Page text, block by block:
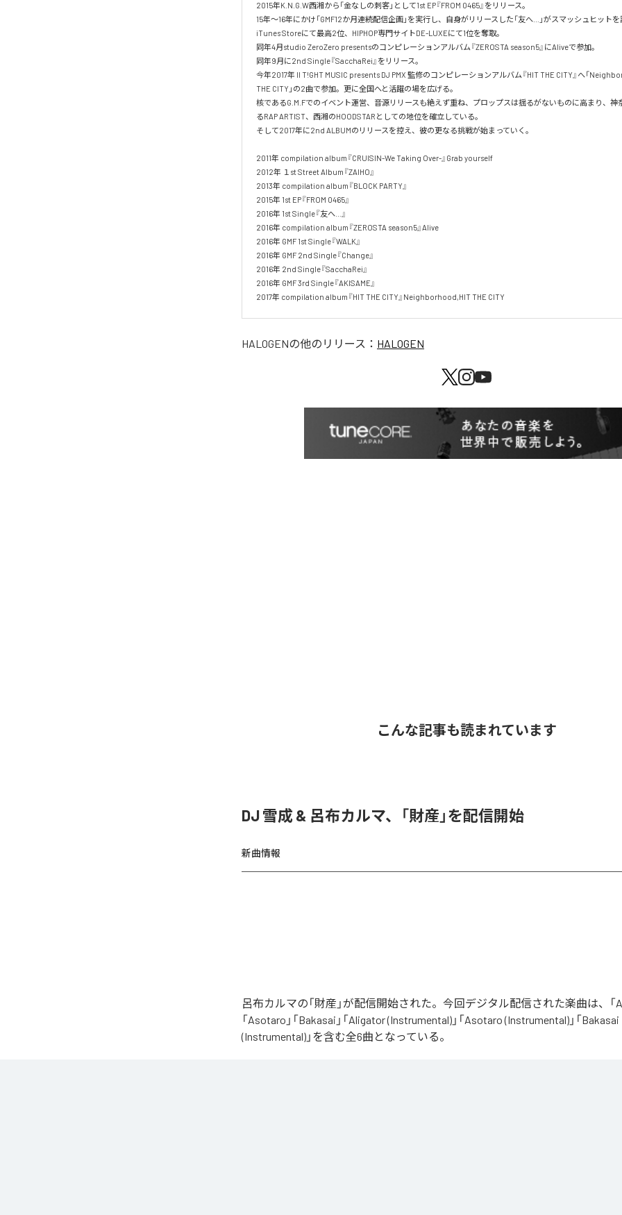
2015年K.N.G.W西湘から「金なしの刺客」として1st EP『FROM 0465』をリリース。
15年〜16年にかけ「GMF12か月連続配信企画」を実行し、自身がリリースした「友へ…」がスマッシュヒットを
iTunes Storeにて最高2位、HIPHOP専門サイトDE-LUXEにて1位を奪取。
同年4月studio ZeroZero presentsのコンピレーションアルバム『ZEROSTA season5』にAliveで参加。
同年9月に2nd Single『SacchaRei』をリリース。
今年2017年 II T!GHT MUSIC presents DJ PMX 監修のコンピレーションアルバム『HIT THE CITY』へ「
THE CITY」の2曲で参加。更に全国へと活躍の場を広げる。
核であるG.M.Fでのイベント運営、音源リリースも絶えず重ね、プロップスは揺るがないものに高まり、神
るRAP ARTIST、西湘のHOODSTARとしての地位を確立している。
そして2017年に2nd ALBUMのリリースを控え、彼の更なる挑戦が始まっていく。
2011年 compilation album『CRUISIN-We Taking Over-』Grab yourself
2012年 １st Street Album『ZAIHO』
2013年 compilation album『BLOCK PARTY』
2015年 1st EP『FROM 0465』
2016年 1st Single『友へ…』
2016年 compilation album『ZEROSTA season5』Alive
2016年 GMF 1st Single『WALK』
2016年 GMF 2nd Single『Change』
2016年 2nd Single『SacchaRei』
2016年 GMF 3rd Single『AKISAME』
2017年 compilation album『HIT THE CITY』Neighborhood,HIT THE CITY
HALOGENの他のリリース： HALOGEN
こんな記事も読まれています
DJ 雪成 & 呂布カルマ、「財産」を配信開始
新曲情報
呂布カルマの「財産」が配信開始された。今回デジタル配信された楽曲は、「
「Asotaro」「Bakasai」「Aligator (Instrumental)」「Asotaro (Instrumental)」「Bakasai
(Instrumental)」を含む全6曲となっている。